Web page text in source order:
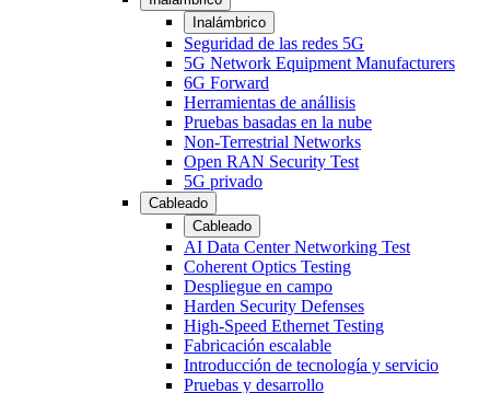
Inalámbrico
Seguridad de las redes 5G
5G Network Equipment Manufacturers
6G Forward
Herramientas de anállisis
Pruebas basadas en la nube
Non-Terrestrial Networks
Open RAN Security Test
5G privado
Cableado
Cableado
AI Data Center Networking Test
Coherent Optics Testing
Despliegue en campo
Harden Security Defenses
High-Speed Ethernet Testing
Fabricación escalable
Introducción de tecnología y servicio
Pruebas y desarrollo